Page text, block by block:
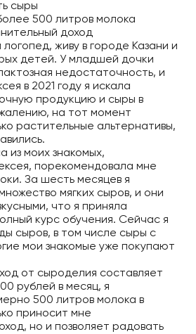
сыры
500 литров молока
доход
живу в городе Казани и
детей. У младшей дочки
недостаточность, и
в 2021 году я искала
продукцию и сыры в
на тот момент
растительные альтернативы,
моих знакомых,
порекомендовала мне
За шесть месяцев я
мягких сыров, и они
что я приняла
курс обучения. Сейчас я
сыров, в том числе сыры с
мои знакомые уже покупают
от сыроделия составляет
рублей в месяц, я
500 литров молока в
приносит мне
но и позволяет радовать